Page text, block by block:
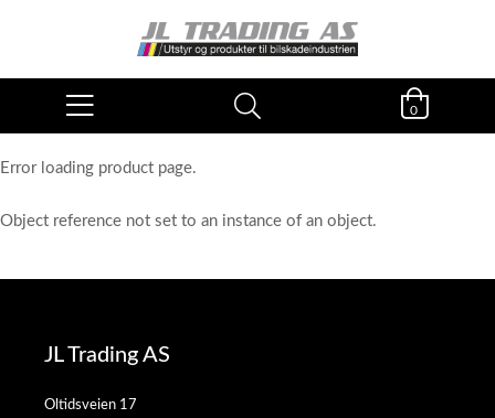
0
Error loading product page.
Object reference not set to an instance of an object.
JL Trading AS
Oltidsveien 17